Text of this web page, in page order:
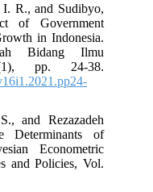
R., and Sudibyo,
of Government
in Indonesia.
Bidang Ilmu
pp. 24-38.
and Rezazadeh
Determinants of
Econometric
and Policies, Vol.